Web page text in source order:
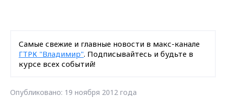
Самые свежие и главные новости в макс-канале
ГТРК "Владимир". Подписывайтесь и будьте в
курсе всех событий!
Опубликовано: 19 ноября 2012 года